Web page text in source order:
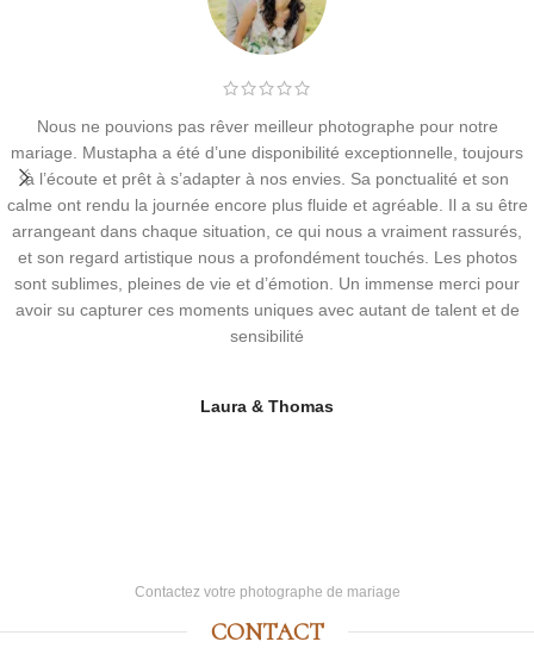
Nous ne pouvions pas rêver meilleur photographe pour notre
mariage. Mustapha a été d’une disponibilité exceptionnelle, toujours
à l’écoute et prêt à s’adapter à nos envies. Sa ponctualité et son
calme ont rendu la journée encore plus fluide et agréable. Il a su être
arrangeant dans chaque situation, ce qui nous a vraiment rassurés,
et son regard artistique nous a profondément touchés. Les photos
sont sublimes, pleines de vie et d’émotion. Un immense merci pour
avoir su capturer ces moments uniques avec autant de talent et de
sensibilité
Laura & Thomas
Contactez votre photographe de mariage
CONTACT